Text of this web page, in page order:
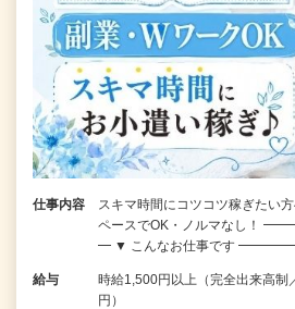
仕事内容
スキマ時間にコツコツ稼ぎたい
ペースでOK・ノルマな
━ ▼ こんなお仕事です
給与
時給1,500円以上（完全出来高制
円）